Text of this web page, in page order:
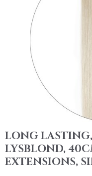
LONG
LYSBLOND,
EXTENSIONS,